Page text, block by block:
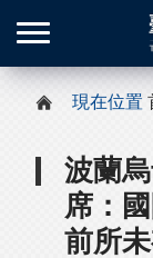
現在位置
波蘭
席：
前所